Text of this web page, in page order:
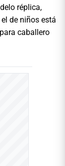
réplica,
de niños está
caballero